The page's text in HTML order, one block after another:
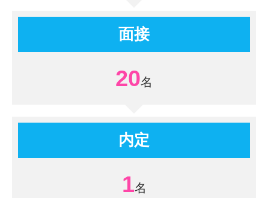
面接
20
内定
1